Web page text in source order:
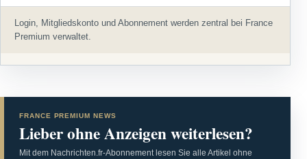
Login, Mitgliedskonto und Abonnement werden zentral bei France
Premium verwaltet.
FRANCE PREMIUM NEWS
Lieber ohne Anzeigen weiterlesen?
Mit dem Nachrichten.fr-Abonnement lesen Sie alle Artikel ohne